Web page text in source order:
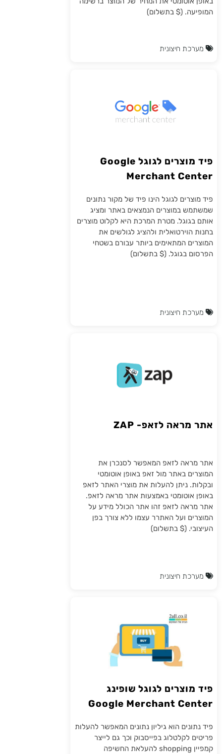
המופיעה. ($ בתשלום)
מערכת חיצונית
פיד מוצרים לגוגל Google
Merchant Center
פיד מוצרים לגוגל הינו פיד של מקור נתונים
שמשתמש במוצרים הנמצאים באתר ומציג
אותם בגוגל. מטרת המרכת היא לקלוט מוצרים
בחנות הוירטואלית ולהציג לגולשים את
המוצרים המתאימים ביותר עבורם בשטחי
הפרסום בגוגל. ($ בתשלום)
מערכת חיצונית
אתר מראה לזאפ- ZAP
אתר מראה לזאפ המאפשר לסנכרן את
המוצרים באתר מול זאפ באופן אוטומטי
ובקלות. ניתן להעלות את מוצרי האתר לזאפ
באופן אוטומטי באמצעות אתר מראה לזאפ.
אתר מראה לזאפ זהו אתר הכולל מידע על
המוצרים ועל האתרר עצמו ללא צורך בפן
העיצובי. ($ בתשלום)
מערכת חיצונית
פיד מוצרים לגוגל שופינג
Google Merchant Center
פיד נתונים הוא גיליון נתונים המאפשר להעלות
פריטים לקלטלוג בפייסבוק וכך גם לייצר
קמפיין shopping להעלאת החשיפה